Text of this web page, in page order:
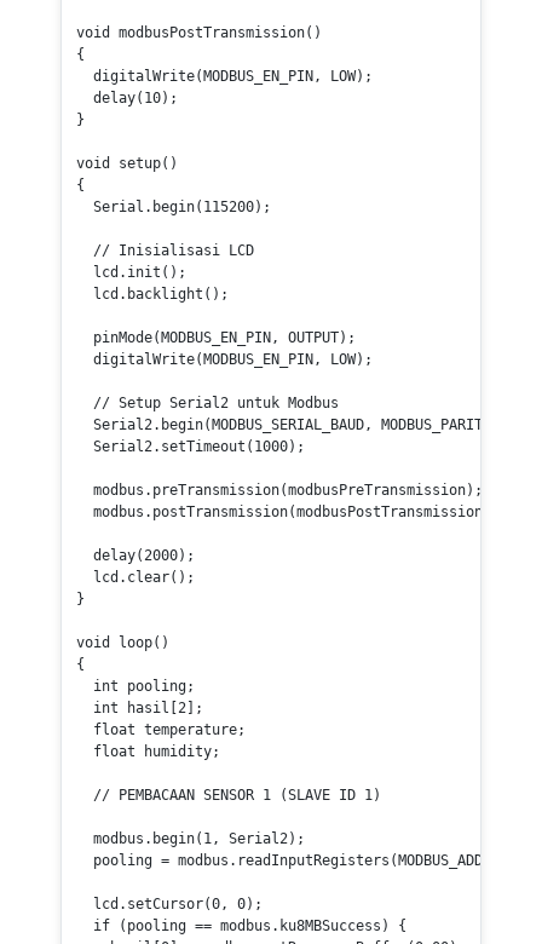
void modbusPostTransmission()
{
digitalWrite(MODBUS_EN_PIN, LOW);
delay( 10);
}
void setup()
{
  Serial.
begin( 115200);
// Inisialisasi LCD
  lcd.
init ();
  lcd.
backlight ();
pinMode(MODBUS_EN_PIN, OUTPUT);
digitalWrite(MODBUS_EN_PIN, LOW);
// Setup Serial2 untuk Modbus
  Serial2.
begin(MODBUS_SERIAL_BAUD, MODBUS_PARITY,
  Serial2.
setTimeout ( 1000);
  modbus.
preTransmission(modbusPreTransmission);
  modbus.
postTransmission(modbusPostTransmission);
delay(2000);
  lcd.
clear();
}
void loop()
{
int pooling;
int hasil[ 2 ];
float temperature;
float humidity;
// PEMBACAAN SENSOR 1 (SLAVE ID 1)
  modbus.
begin( 1, Serial2);
  pooling = modbus.
readInputRegisters (MODBUS_ADDRESS,
  lcd.
setCursor(0, 0);
if (pooling == modbus.ku8MBSuccess) {